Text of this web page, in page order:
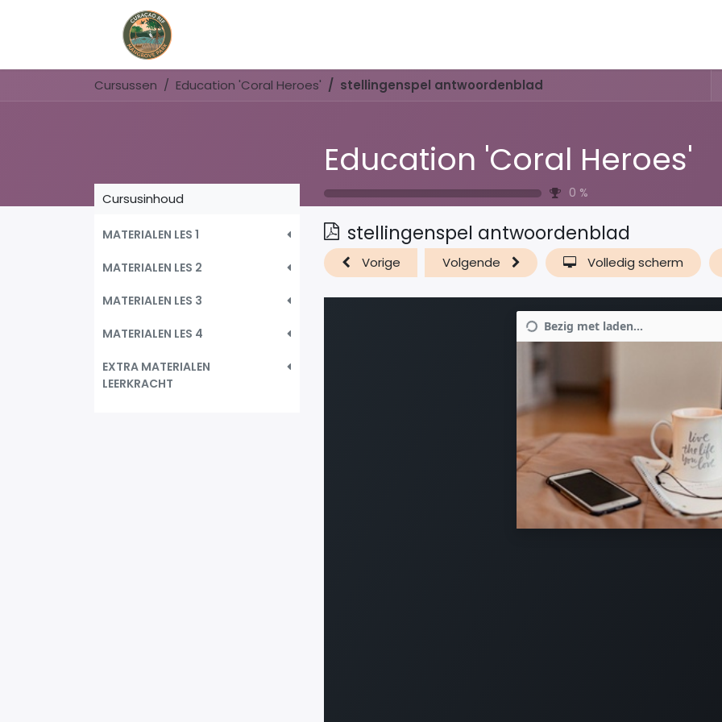
Cursussen Education 'Coral Heroes' stellingenspel antwoordenblad
Education 'Coral Heroes'
0 %
Cursusinhoud
MATERIALEN LES 1
MATERIALEN LES 2
MATERIALEN LES 3
MATERIALEN LES 4
EXTRA MATERIALEN
LEERKRACHT
stellingenspel antwoordenblad
Vorige Volgende Volledig scherm